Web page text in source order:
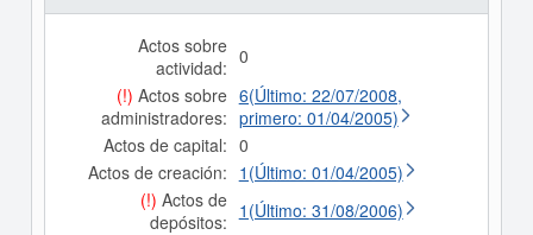
Actos sobre
actividad: 0
(!) Actos sobre
administradores:
6(Último: 22/07/2008,
primero: 01/04/2005)
Actos de capital: 0
Actos de creación: 1(Último: 01/04/2005)
(!) Actos de
depósitos: 1(Último: 31/08/2006)